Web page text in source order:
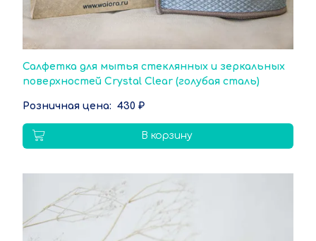
Салфетка для мытья стеклянных и зеркальных
поверхностей Crystal Clear (голубая сталь)
430 ₽
В корзину